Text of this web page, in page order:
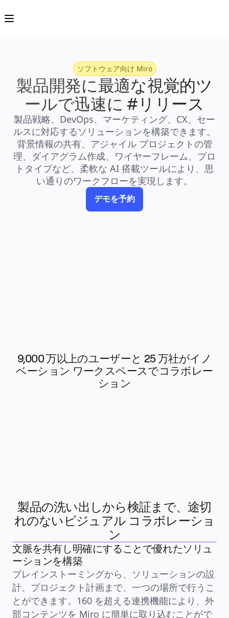
プラットフォーム
AI 概要
AI Workflows
コネクター
MCP サーバー
AI プレイブックを見る
MCP サーバー
ブループリント
インテグレーション
セキュリティー
Enterprise Guard
開発者プラットフォーム
アプリをダウンロード
フォーマット
ホワイトボード
ダイアグラム
ロードマップ策定
プロセスマップ作成
技術設計・ドキュメント
プロトタイプとワイヤーフレーム
顧客ジャーニーマップ
製造
小売
金融サービス
製薬とライフサイエンス
チーム別
プロダクト管理
デザインと UX
エンジニアリング
製品部門の統括と運営
業務運営
マーケティング
IT
戦略的イニシアティブ別
ソフトウェア向け Miro
製品開発に最適な視覚的ツ
ールで迅速に #リリース
製品戦略、DevOps、マーケティング、CX、セー
ルスに対応するソリューションを構築できます。
背景情報の共有、アジャイル プロジェクトの管
理、ダイアグラム作成、ワイヤーフレーム、プロ
トタイプなど、柔軟な AI 搭載ツールにより、思
い通りのワークフローを実現します。
デモを予約
9,000 万以上のユーザーと 25 万社がイノ
ベーション ワークスペースでコラボレー
ション
製品の洗い出しから検証まで、途切
れのないビジュアル コラボレーショ
ン
文脈を共有し明確にすることで優れたソリュ
ーションを構築
ブレインストーミングから、ソリューションの設
計、プロジェクト計画まで、一つの場所で行うこ
とができます。160 を超える連携機能により、外
部コンテンツを Miro に簡単に取り込むことがで